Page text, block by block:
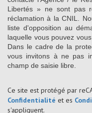
Libertés » ne sont pas
réclamation à la CNIL.
liste d'opposition au
laquelle vous pouvez
Dans le cadre de la
vous invitons à ne pas
champ de saisie libre.
Ce site est protégé par
Confidentialité et es
s'appliquent.